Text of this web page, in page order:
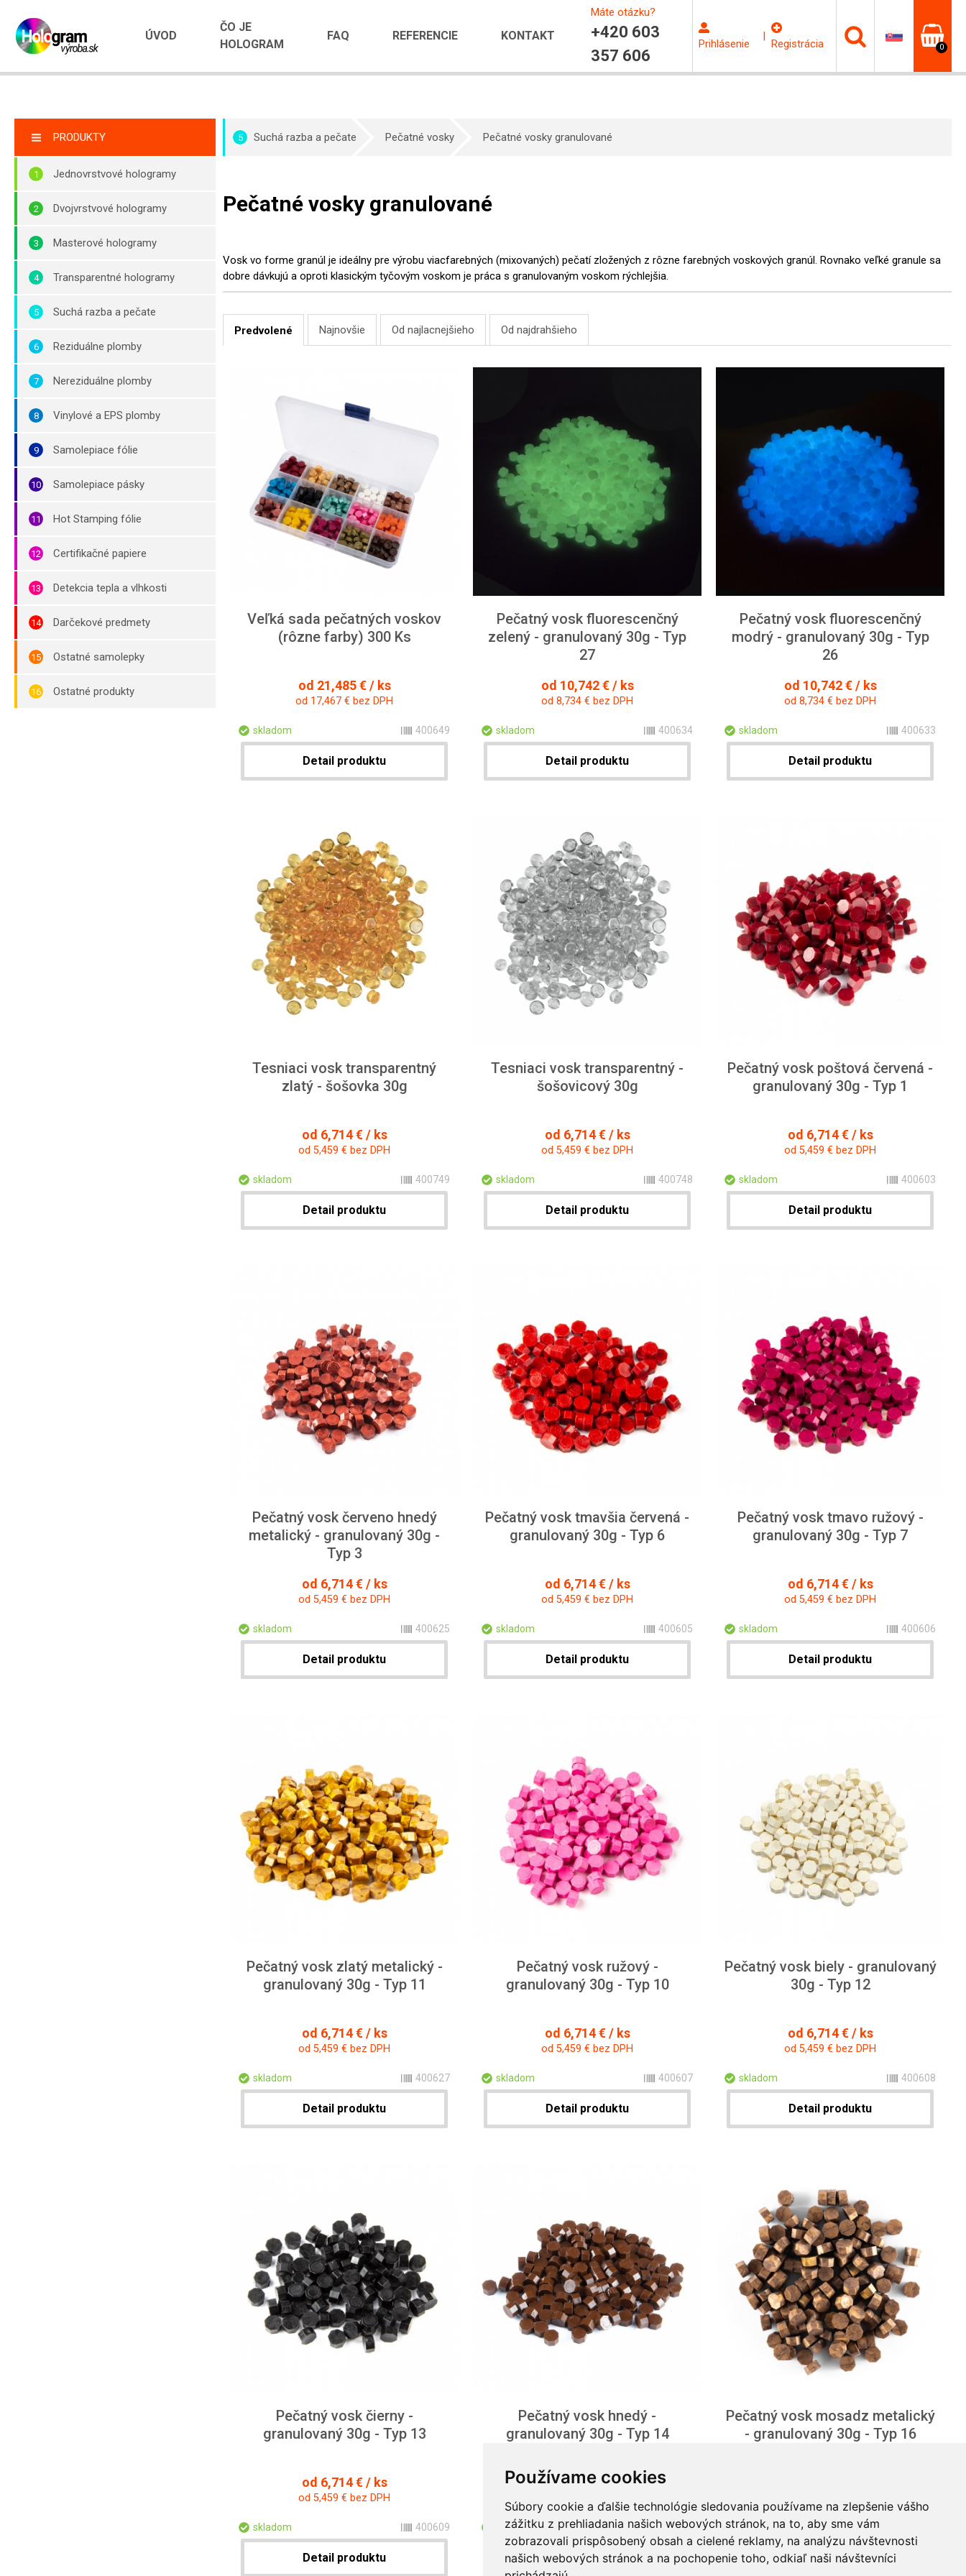
Používame cookies
Súbory cookie a ďalšie technológie sledovania používame na zlepšenie vášho
zážitku z prehliadania našich webových stránok, na to, aby sme vám
zobrazovali prispôsobený obsah a cielené reklamy, na analýzu návštevnosti
našich webových stránok a na pochopenie toho, odkiaľ naši návštevníci
ÚVOD
ČO JE
HOLOGRAM
FAQ REFERENCIE KONTAKT
Máte otázku?
+420 603
357 606
Prihlásenie
|
Registrácia 0
PRODUKTY
Jednovrstvové hologramy
Dvojvrstvové hologramy
Masterové hologramy
Transparentné hologramy
Suchá razba a pečate
Reziduálne plomby
Nereziduálne plomby
Vinylové a EPS plomby
Samolepiace fólie
Samolepiace pásky
Hot Stamping fólie
Certifikačné papiere
Detekcia tepla a vlhkosti
Darčekové predmety
Ostatné samolepky
Ostatné produkty
5 Suchá razba a pečate Pečatné vosky Pečatné vosky granulované
Pečatné vosky granulované
Vosk vo forme granúl je ideálny pre výrobu viacfarebných (mixovaných) pečatí zložených z rôzne farebných voskových granúl. Rovnako veľké granule sa
dobre dávkujú a oproti klasickým tyčovým voskom je práca s granulovaným voskom rýchlejšia.
Predvolené Najnovšie Od najlacnejšieho Od najdrahšieho
Veľká sada pečatných voskov
(rôzne farby) 300 Ks
od 21,485 € / ks
od 17,467 € bez DPH
skladom 400649
Detail produktu
Pečatný vosk fluorescenčný
zelený - granulovaný 30g - Typ
27
od 10,742 € / ks
od 8,734 € bez DPH
skladom 400634
Detail produktu
Pečatný vosk fluorescenčný
modrý - granulovaný 30g - Typ
26
od 10,742 € / ks
od 8,734 € bez DPH
skladom 400633
Detail produktu
Tesniaci vosk transparentný
zlatý - šošovka 30g
od 6,714 € / ks
od 5,459 € bez DPH
skladom 400749
Detail produktu
Tesniaci vosk transparentný -
šošovicový 30g
od 6,714 € / ks
od 5,459 € bez DPH
skladom 400748
Detail produktu
Pečatný vosk poštová červená -
granulovaný 30g - Typ 1
od 6,714 € / ks
od 5,459 € bez DPH
skladom 400603
Detail produktu
Pečatný vosk červeno hnedý
metalický - granulovaný 30g -
Typ 3
od 6,714 € / ks
od 5,459 € bez DPH
skladom 400625
Detail produktu
Pečatný vosk tmavšia červená -
granulovaný 30g - Typ 6
od 6,714 € / ks
od 5,459 € bez DPH
skladom 400605
Detail produktu
Pečatný vosk tmavo ružový -
granulovaný 30g - Typ 7
od 6,714 € / ks
od 5,459 € bez DPH
skladom 400606
Detail produktu
Pečatný vosk zlatý metalický -
granulovaný 30g - Typ 11
od 6,714 € / ks
od 5,459 € bez DPH
skladom 400627
Detail produktu
Pečatný vosk ružový -
granulovaný 30g - Typ 10
od 6,714 € / ks
od 5,459 € bez DPH
skladom 400607
Detail produktu
Pečatný vosk biely - granulovaný
30g - Typ 12
od 6,714 € / ks
od 5,459 € bez DPH
skladom 400608
Detail produktu
Pečatný vosk čierny -
granulovaný 30g - Typ 13
od 6,714 € / ks
od 5,459 € bez DPH
skladom 400609
Detail produktu
Pečatný vosk hnedý -
granulovaný 30g - Typ 14
od 6,714 € / ks
skladom 400610
Detail produktu
Pečatný vosk mosadz metalický
- granulovaný 30g - Typ 16
skladom
Detail produktu